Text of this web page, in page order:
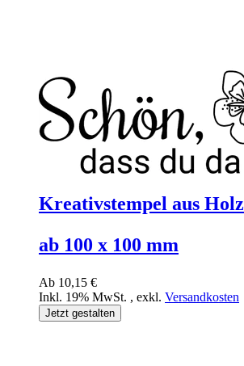
Kreativstempel aus Holz
ab 100 x 100 mm
Ab 10,15 €
Inkl. 19% MwSt. , exkl. Versandkosten
Jetzt gestalten